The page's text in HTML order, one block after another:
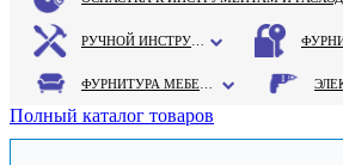
Полный каталог товаров